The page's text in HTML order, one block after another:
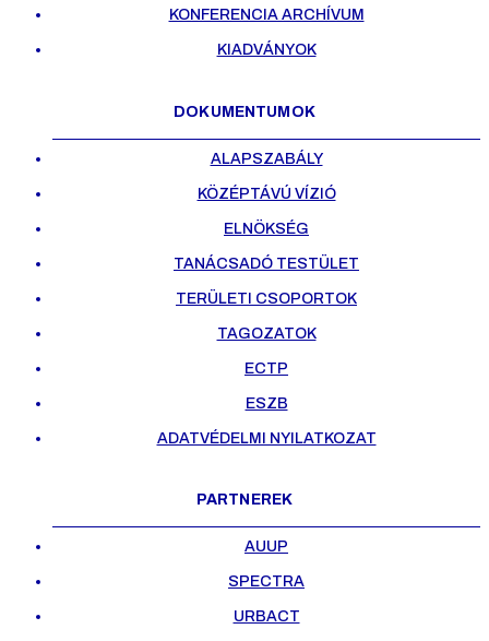
KONFERENCIA ARCHÍVUM
KIADVÁNYOK
DOKUMENTUMOK
ALAPSZABÁLY
KÖZÉPTÁVÚ VÍZIÓ
ELNÖKSÉG
TANÁCSADÓ TESTÜLET
TERÜLETI CSOPORTOK
TAGOZATOK
ECTP
ESZB
ADATVÉDELMI NYILATKOZAT
PARTNEREK
AUUP
SPECTRA
URBACT